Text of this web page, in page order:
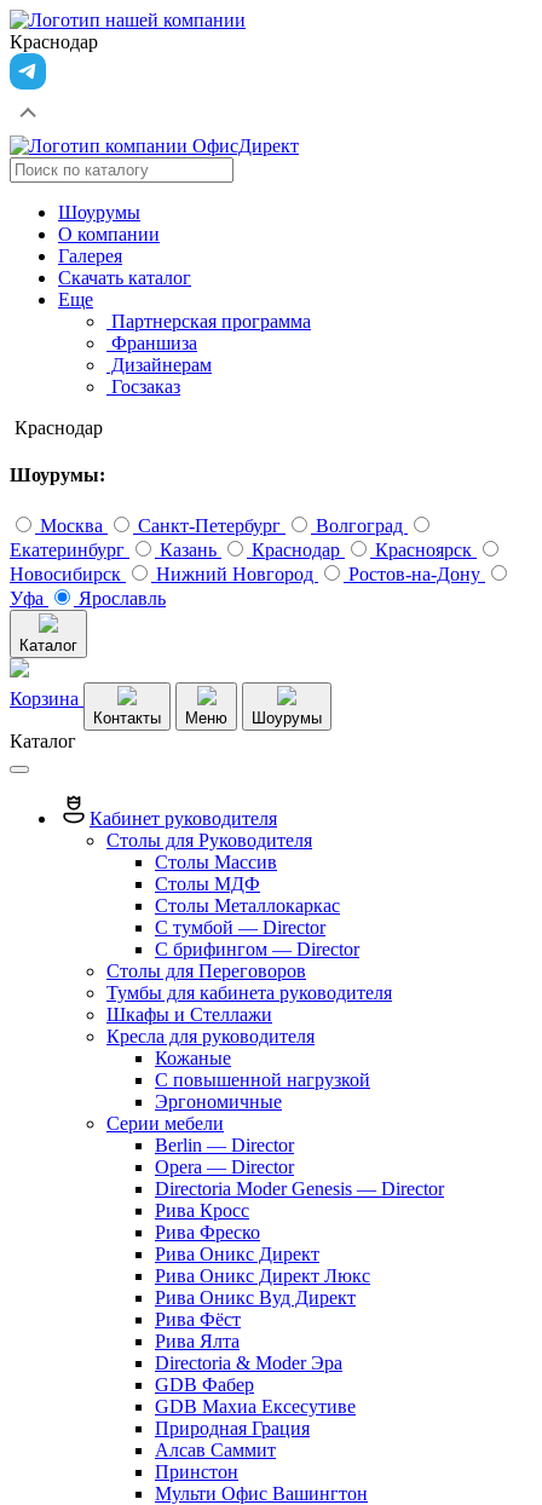
Краснодар
Шоурумы
О компании
Галерея
Скачать каталог
Еще
Партнерская программа
Франшиза
Дизайнерам
Госзаказ
Краснодар
Шоурумы:
Москва Санкт-Петербург
Волгоград
Екатеринбург
Казань Краснодар
Красноярск
Новосибирск
Нижний Новгород
Ростов-на-Дону
Уфа
Ярославль
Каталог
Корзина
Контакты Меню Шоурумы
Каталог
Кабинет руководителя
Столы для Руководителя
Столы Массив
Столы МДФ
Столы Металлокаркас
С тумбой — Director
C брифингом — Director
Столы для Переговоров
Тумбы для кабинета руководителя
Шкафы и Стеллажи
Кресла для руководителя
Кожаные
С повышенной нагрузкой
Эргономичные
Серии мебели
Berlin — Director
Opera — Director
Directoria Moder Genesis — Director
Рива Кросс
Рива Фреско
Рива Оникс Директ
Рива Оникс Директ Люкс
Рива Оникс Вуд Директ
Рива Фёст
Рива Ялта
Directoria & Moder Эра
GDB Фабер
GDB Махиа Ексесутиве
Природная Грация
Алсав Саммит
Принстон
Мульти Офис Вашингтон